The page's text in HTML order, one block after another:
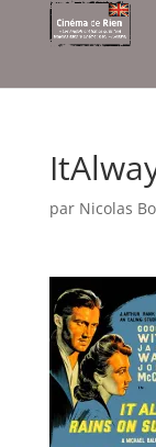
par Nicolas